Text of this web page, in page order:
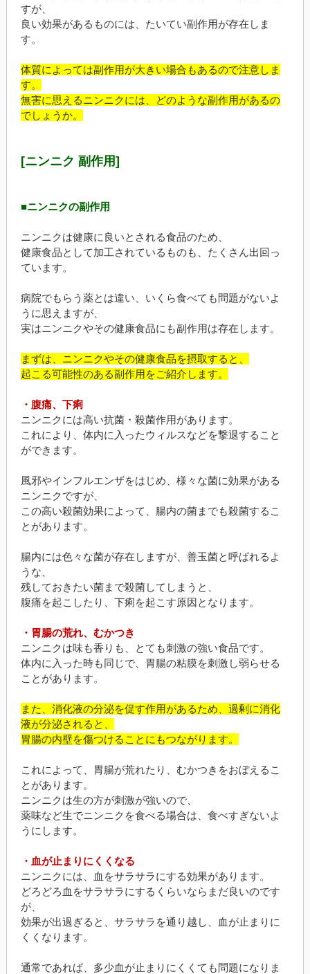
すが、
良い効果があるものには、たいてい副作用が存在しま
す。
体質によっては副作用が大きい場合もあるので注意しま
す。
無害に思えるニンニクには、どのような副作用があるの
でしょうか。
[ニンニク 副作用]
■ニンニクの副作用
ニンニクは健康に良いとされる食品のため、
健康食品として加工されているものも、たくさん出回っ
ています。
病院でもらう薬とは違い、いくら食べても問題がないよ
うに思えますが、
実はニンニクやその健康食品にも副作用は存在します。
まずは、ニンニクやその健康食品を摂取すると、
起こる可能性のある副作用をご紹介します。
・腹痛、下痢
ニンニクには高い抗菌・殺菌作用があります。
これにより、体内に入ったウィルスなどを撃退すること
ができます。
風邪やインフルエンザをはじめ、様々な菌に効果がある
ニンニクですが、
この高い殺菌効果によって、腸内の菌までも殺菌するこ
とがあります。
腸内には色々な菌が存在しますが、善玉菌と呼ばれるよ
うな、
残しておきたい菌まで殺菌してしまうと、
腹痛を起こしたり、下痢を起こす原因となります。
・胃腸の荒れ、むかつき
ニンニクは味も香りも、とても刺激の強い食品です。
体内に入った時も同じで、胃腸の粘膜を刺激し弱らせる
ことがあります。
また、消化液の分泌を促す作用があるため、過剰に消化
液が分泌されると、
胃腸の内壁を傷つけることにもつながります。
これによって、胃腸が荒れたり、むかつきをおぼえるこ
とがあります。
ニンニクは生の方が刺激が強いので、
薬味など生でニンニクを食べる場合は、食べすぎないよ
うにします。
・血が止まりにくくなる
ニンニクには、血をサラサラにする効果があります。
どろどろ血をサラサラにするくらいならまだ良いのです
が、
効果が出過ぎると、サラサラを通り越し、血が止まりに
くくなります。
通常であれば、多少血が止まりにくくても問題になりま